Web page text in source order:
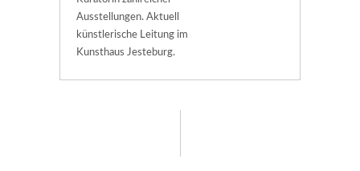
Ausstellungen. Aktuell
künstlerische Leitung im
Kunsthaus Jesteburg.